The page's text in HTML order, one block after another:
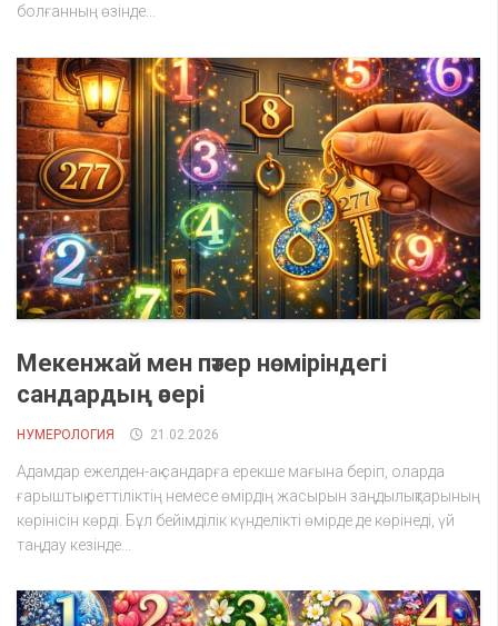
болғанның өзінде...
Мекенжай мен пәтер нөміріндегі
сандардың әсері
НУМЕРОЛОГИЯ 21.02.2026
Адамдар ежелден-ақ сандарға ерекше мағына беріп, оларда
ғарыштық реттіліктің немесе өмірдің жасырын заңдылықтарының
көрінісін көрді. Бұл бейімділік күнделікті өмірде де көрінеді, үй
таңдау кезінде...